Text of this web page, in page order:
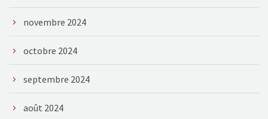
novembre 2024
octobre 2024
septembre 2024
août 2024